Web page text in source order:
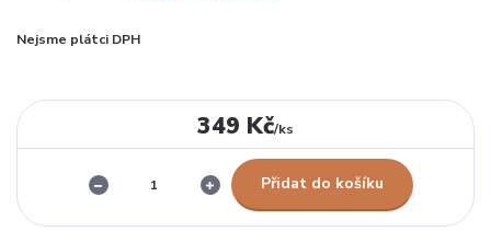
Nejsme plátci DPH
349 Kč/ks
Přidat do košíku